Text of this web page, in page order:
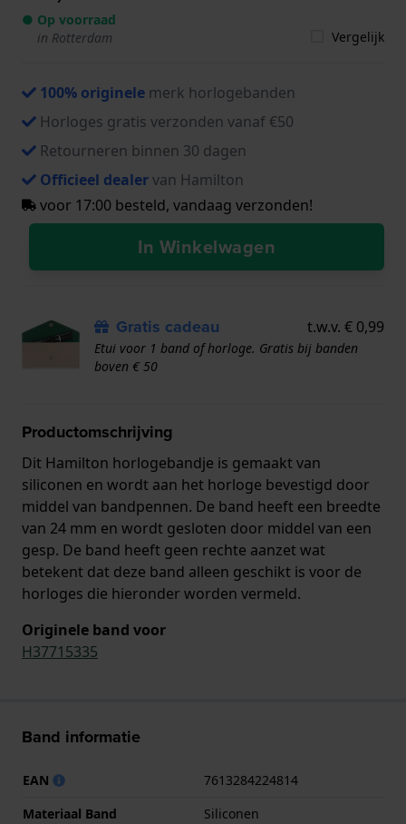
● Op voorraad
in Rotterdam
Vergelijk
100% originele merk horlogebanden
Horloges gratis verzonden vanaf €50
Retourneren binnen 30 dagen
Officieel dealervan Hamilton
voor 17:00 besteld, vandaag verzonden!
In Winkelwagen
Gratis cadeau t.w.v. € 0,99
Etui voor 1 band of horloge. Gratis bij banden
boven € 50
Productomschrijving
Dit Hamilton horlogebandje is gemaakt van
siliconen en wordt aan het horloge bevestigd door
middel van bandpennen. De band heeft een breedte
van 24 mm en wordt gesloten door middel van een
gesp. De band heeft geen rechte aanzet wat
betekent dat deze band alleen geschikt is voor de
horloges die hieronder worden vermeld.
Originele band voor
H37715335
Band informatie
EAN
7613284224814
Materiaal Band
Siliconen